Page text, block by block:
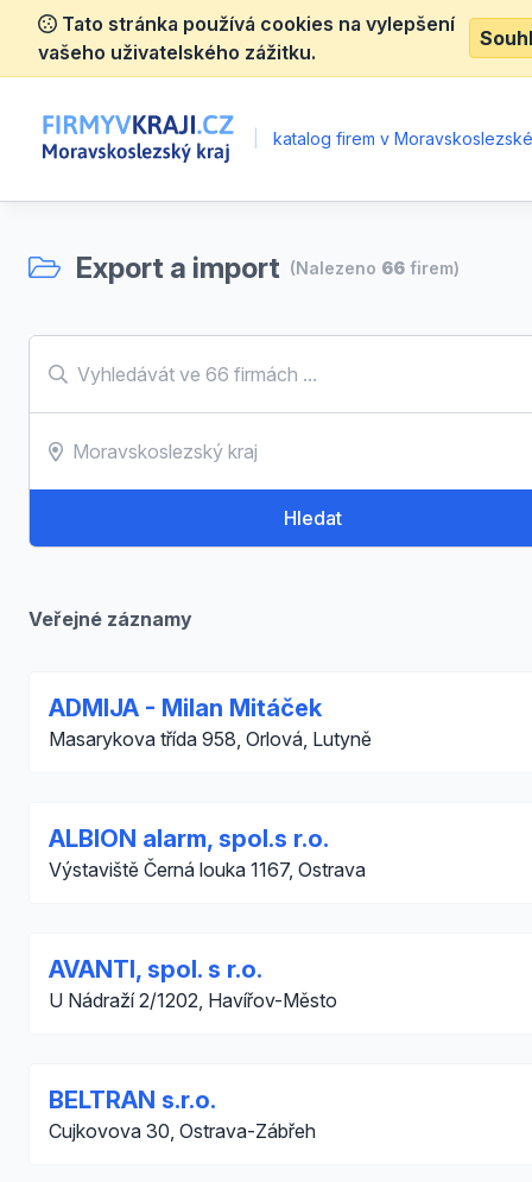
Tato stránka používá cookies na vylepšení
vašeho uživatelského zážitku.
katalog firem v
Export a import (Nalezeno 66 firem)
Hledat
Veřejné záznamy
ADMIJA - Milan Mitáček
Masarykova třída 958, Orlová, Lutyně
ALBION alarm, spol.s r.o.
Výstaviště Černá louka 1167, Ostrava
AVANTI, spol. s r.o.
U Nádraží 2/1202, Havířov-Město
BELTRAN s.r.o.
Cujkovova 30, Ostrava-Zábřeh